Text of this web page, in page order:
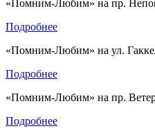
«Помним-Любим» на пр.
Подробнее
«Помним-Любим» на ул.
Подробнее
«Помним-Любим» на пр.
Подробнее